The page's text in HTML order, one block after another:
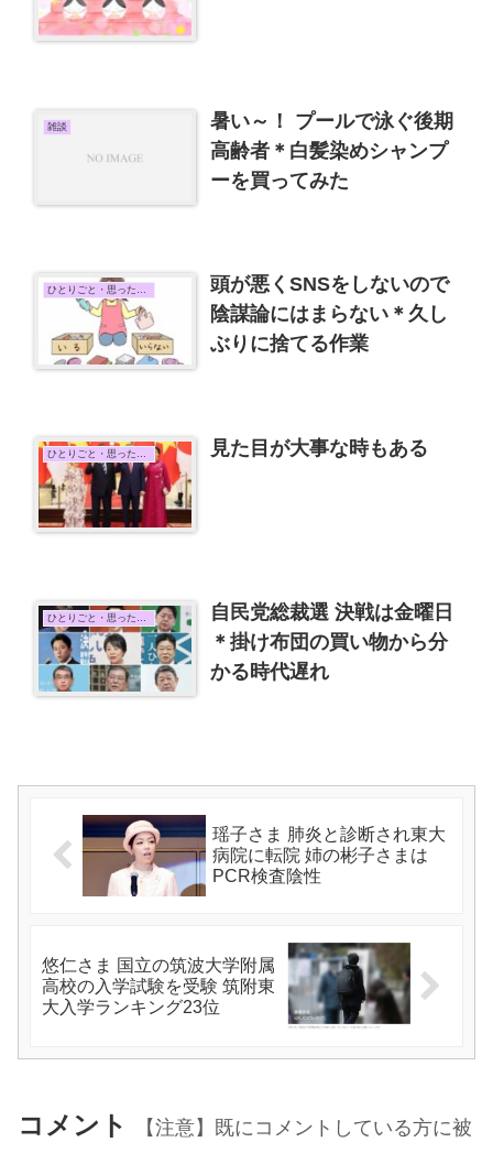
雑談
暑い～！ プールで泳ぐ後期
高齢者＊白髪染めシャンプ
ーを買ってみた
ひとりごと・思ったこと
頭が悪くSNSをしないので
陰謀論にはまらない＊久し
ぶりに捨てる作業
ひとりごと・思ったこと 見た目が大事な時もある
自民党総裁選 決戦は金曜日
＊掛け布団の買い物から分
かる時代遅れ
瑶子さま 肺炎と診断され東大
病院に転院 姉の彬子さまは
PCR検査陰性
悠仁さま 国立の筑波大学附属
高校の入学試験を受験 筑附東
大入学ランキング23位
コメント
【注意】既にコメントしている方に被